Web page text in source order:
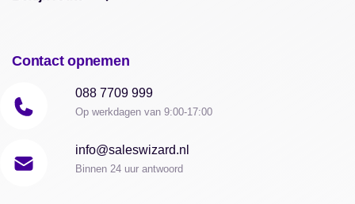
Contact opnemen
088 7709 999
Op werkdagen van 9:00-17:00
info@saleswizard.nl
Binnen 24 uur antwoord